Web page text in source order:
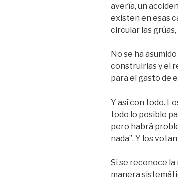
avería, un
existen en esas
circular las
No se ha
construirlas y el
para el gasto de
Y así con todo.
todo lo posible
pero habrá
nada”. Y los
Si se reconoce
manera